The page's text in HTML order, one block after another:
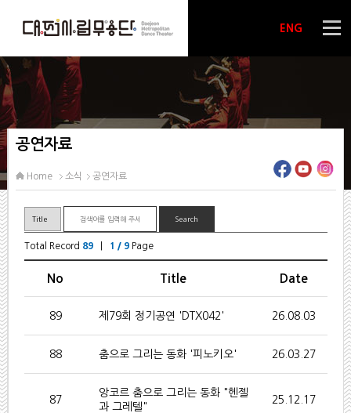
ENG
공연자료
Home 소식 공연자료
Total Record 89| 1 / 9Page
No Title Date
89 제79회 정기공연 'DTX042' 26.08.03
88 춤으로 그리는 동화 '피노키오' 26.03.27
87
앙코르 춤으로 그리는 동화 "헨젤
과 그레텔"
25.12.17